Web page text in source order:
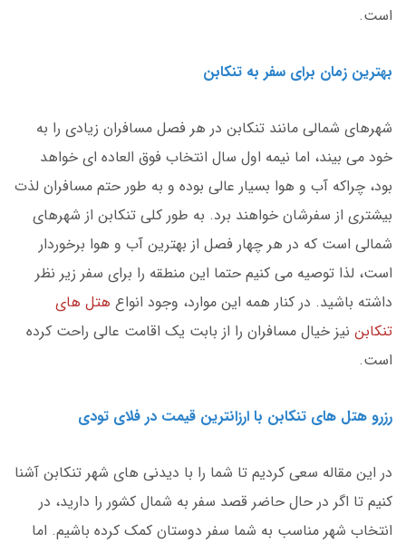
است.
بهترین زمان برای سفر به تنکابن
شهرهای شمالی مانند تنکابن در هر فصل مسافران زیادی را به
خود می بیند، اما نیمه اول سال انتخاب فوق العاده ای خواهد
بود، چراکه آب و هوا بسیار عالی بوده و به طور حتم مسافران لذت
بیشتری از سفرشان خواهند برد. به طور کلی تنکابن از شهرهای
شمالی است که در هر چهار فصل از بهترین آب و هوا برخوردار
است، لذا توصیه می کنیم حتما این منطقه را برای سفر زیر نظر
داشته باشید. در کنار همه این موارد، وجود انواع هتل های
تنکابن نیز خیال مسافران را از بابت یک اقامت عالی راحت کرده
است.
رزرو هتل های تنکابن با ارزانترین قیمت در فلای تودی
در این مقاله سعی کردیم تا شما را با دیدنی های شهر تنکابن آشنا
کنیم تا اگر در حال حاضر قصد سفر به شمال کشور را دارید، در
انتخاب شهر مناسب به شما سفر دوستان کمک کرده باشیم. اما